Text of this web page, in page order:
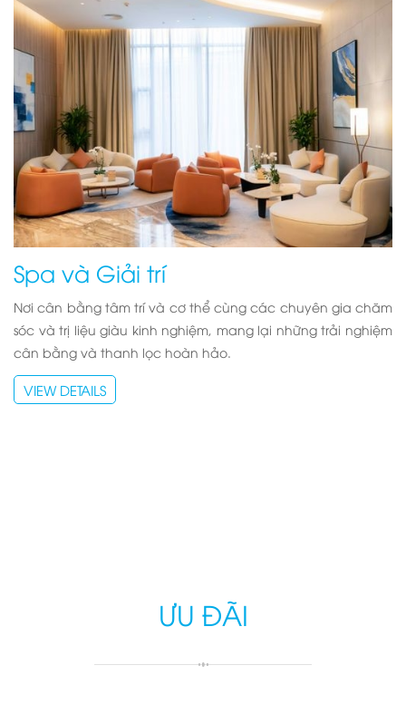
Spa và Giải trí
Nơi cân bằng tâm trí và cơ thể cùng các chuyên gia chăm
sóc và trị liệu giàu kinh nghiệm, mang lại những trải nghiệm
cân bằng và thanh lọc hoàn hảo.
VIEW DETAILS
ƯU ĐÃI